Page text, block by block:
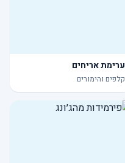
ערימת אריחים
קלפים והימורים